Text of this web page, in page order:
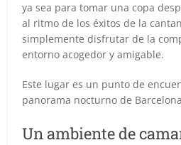
ya sea para tomar una copa
al ritmo de los éxitos de la
simplemente disfrutar de la
entorno acogedor y amigable.
Este lugar es un punto de
panorama nocturno de
Un ambiente de